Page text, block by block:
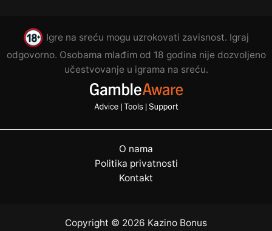
Igre na sreću mogu uzrokovati zavisnost. Igraj
odgovorno. Osobama mlađim od 18 godina nije dozvoljeno
učestvovanje u igrama na sreću.
O nama
Politika privatnosti
Kontakt
Copyright © 2026 Kazino Bonus